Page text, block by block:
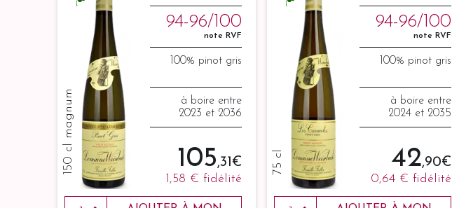
150 cl magnum
94-96/100
note RVF
100% pinot gris
à boire entre
2023 et 2036
105,31 €
1,58 € fidélité
75 cl
94-96/100
note RVF
100% pinot gris
à boire entre
2024 et 2035
42,90 €
0,64 € fidélité